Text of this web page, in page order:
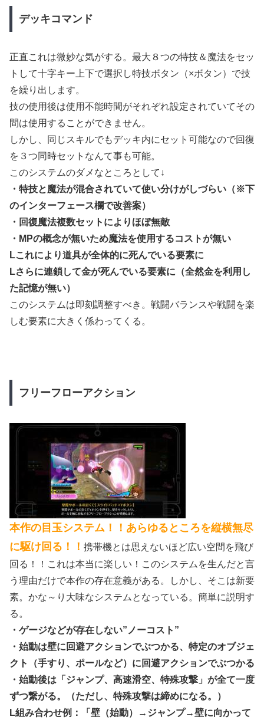
デッキコマンド
正直これは微妙な気がする。最大８つの特技＆魔法をセッ
トして十字キー上下で選択し特技ボタン（×ボタン）で技
を繰り出します。
技の使用後は使用不能時間がそれぞれ設定されていてその
間は使用することができません。
しかし、同じスキルでもデッキ内にセット可能なので回復
を３つ同時セットなんて事も可能。
このシステムのダメなところとして↓
・特技と魔法が混合されていて使い分けがしづらい（※下
のインターフェース欄で改善案）
・回復魔法複数セットによりほぼ無敵
・MPの概念が無いため魔法を使用するコストが無い
Lこれにより道具が全体的に死んでいる要素に
Lさらに連鎖して金が死んでいる要素に（全然金を利用し
た記憶が無い）
このシステムは即刻調整すべき。戦闘バランスや戦闘を楽
しむ要素に大きく係わってくる。
フリーフローアクション
本作の目玉システム！！あらゆるところを縦横無尽
に駆け回る！！ 携帯機とは思えないほど広い空間を飛び
回る！！これは本当に楽しい！このシステムを生んだと言
う理由だけで本作の存在意義がある。しかし、そこは新要
素。かな～り大味なシステムとなっている。簡単に説明す
る。
・ゲージなどが存在しない”ノーコスト”
・始動は壁に回避アクションでぶつかる、特定のオブジェ
クト（手すり、ポールなど）に回避アクションでぶつかる
・始動後は「ジャンプ、高速滑空、特殊攻撃」が全て一度
ずつ繋がる。（ただし、特殊攻撃は締めになる。）
L組み合わせ例：「壁（始動）→ジャンプ→壁に向かって